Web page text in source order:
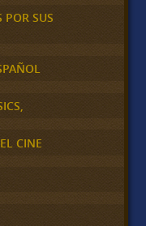
POR SUS
CINE